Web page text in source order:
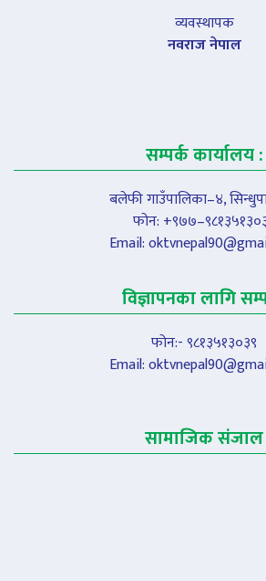
व्यवस्थापक
नवराज नेपाल
सम्पर्क कार्यालय :
बलेफी गाउँपालिका–४,
फोन:
Email:
विज्ञापनका लागि
फोन:- ९८१३५१३०३९
Email:
सामाजिक संजाल